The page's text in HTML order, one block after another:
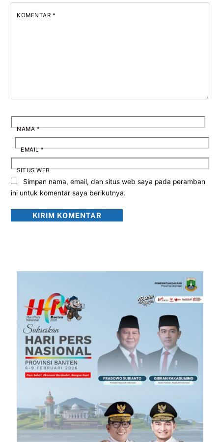
KOMENTAR *
NAMA*
EMAIL*
SITUS WEB
Simpan nama, email, dan situs web saya pada peramban
ini untuk komentar saya berikutnya.